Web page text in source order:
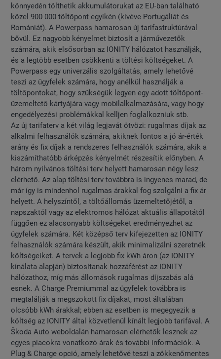
könnyedén tölthetik akkumulátorukat az EU-ban található
közel 900 000 töltőpont egyikén (kivéve Portugáliát és
Romániát). A Powerpass hamarosan új tarifastruktúrával
bővül. Ez nagyobb kényelmet biztosít a járművezetők
számára, akik elsősorban az IONITY hálózatot használják,
és a legtöbb esetben csökkenti a töltési költségeket. A
Powerpass egy univerzális szolgáltatás, amely lehetővé
teszi az ügyfelek számára, hogy anélkül használják a
töltőpontokat, hogy szükségük legyen egy adott töltőpont-
üzemeltető kártyájára vagy mobilalkalmazására, vagy hogy
engedélyezési problémákkal kelljen foglalkozniuk stb.
Az új tarifaterv a két világ legjavát ötvözi: rugalmas díjak az
alkalmi felhasználók számára, akiknek fontos a jó ár-érték
arány és fix díjak a rendszeres felhasználók számára, akik a
kiszámíthatóbb árképzés kényelmét részesítik előnyben. A
három nyilvános töltési terv helyett hamarosan négy lesz
elérhető. Az alap töltési terv továbbra is ingyenes marad, de
már így is mindenhol rugalmas árakkal fog szolgálni a fix ár
helyett. A helyszíntől, a töltőállomás üzemeltetőjétől, a
napszaktól vagy az elektromos hálózat aktuális állapotától
függően ez alacsonyabb költségeket eredményezhet az
ügyfelek számára. Két középső terv kifejezetten az IONITY
felhasználók számára készült, akik minimalizálni szeretnék
költségeiket. A tervek a legjobb fix kWh áron (az IONITY
kínálata alapján) biztosítanak hozzáférést az IONITY
hálózathoz, míg más állomások rugalmas díjszabás alá
esnek. A Charge Premiummal az ügyfelek továbbra is
megtalálják a megszokott fix díjakat, most általában
olcsóbb kWh árakkal; ebben az esetben is megegyezik a
költség az IONITY által közvetlenül kínált legjobb tarifával. A
Škoda Auto weboldalán hamarosan elérhetők lesznek az
egyes piacokra vonatkozó árak és további információk. A
Plug & Charge opció, amely lehetővé teszi a zökkenőmentes